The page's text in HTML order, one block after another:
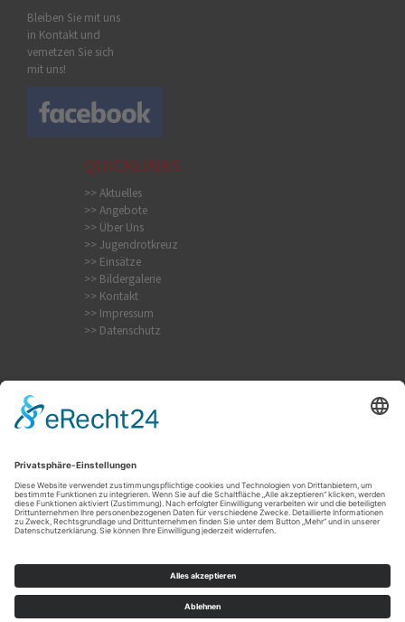
Bleiben Sie mit uns
in Kontakt und
vernetzen Sie sich
mit uns!
QUICKLINKS
>> Aktuelles
>> Angebote
>> Über Uns
>> Jugendrotkreuz
>> Einsätze
>> Bildergalerie
>> Kontakt
>> Impressum
>> Datenschutz
Internistischer Notfall